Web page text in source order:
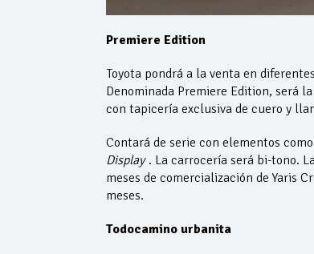
Premiere Edition
Toyota pondrá a la venta en
Denominada Premiere Edition, será
con tapicería exclusiva de cuero y
Contará de serie con elementos
Display . La carrocería será bi-tono.
meses de comercialización de Yaris
meses.
Todocamino urbanita